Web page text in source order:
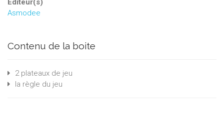
Editeur(s)
Asmodee
Contenu de la boite
2 plateaux de jeu
la règle du jeu